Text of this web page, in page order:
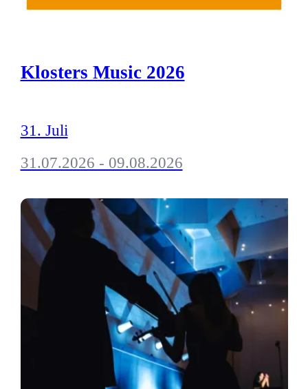
Klosters Music 2026
31. Juli
31.07.2026 - 09.08.2026